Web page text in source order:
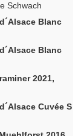
Schwach